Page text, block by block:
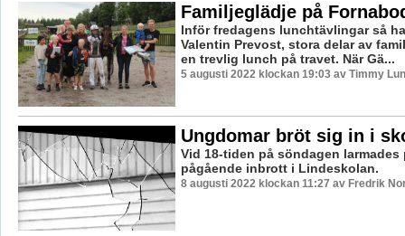
Familjeglädje på
Inför fredagens lunchtävlingar så
Valentin Prevost, stora delar av
en trevlig lunch på travet. När Gä...
5 augusti 2022 klockan 19:03 av Timmy
Ungdomar bröt sig in i
Vid 18-tiden på söndagen
pågående inbrott i Lindeskolan.
8 augusti 2022 klockan 11:27 av Fredrik